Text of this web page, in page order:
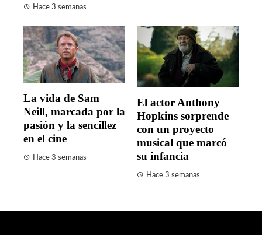
Hace 3 semanas
La vida de Sam
Neill, marcada por la
pasión y la sencillez
en el cine
Hace 3 semanas
El actor Anthony
Hopkins sorprende
con un proyecto
musical que marcó
su infancia
Hace 3 semanas